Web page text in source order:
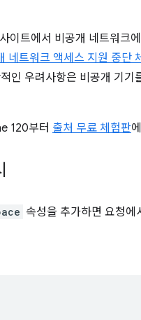
트에서 비공개 네트워크
네트워크 액세스 지원 중단
인 우려사항은 비공개 기
120부터 출처 무료 체험판
속성을 추가하면 요청